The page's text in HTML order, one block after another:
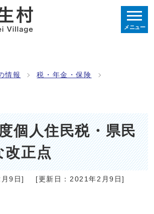
メニュー
情報 税・年金・保険
個人住民税・県民
改正点
9日] [更新日：2021年2月9日]